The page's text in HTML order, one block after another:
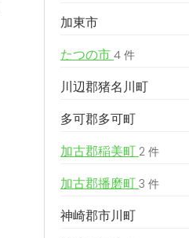
加東市
たつの市 4 件
川辺郡猪名川町
多可郡多可町
加古郡稲美町 2 件
加古郡播磨町 3 件
神崎郡市川町